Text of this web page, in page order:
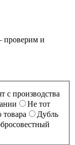
проверим и
с производства
Не тот
товара
Дубль